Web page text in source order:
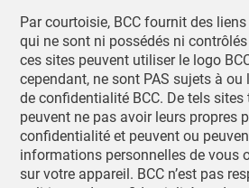
Par courtoisie, BCC fournit des
qui ne sont ni possédés ni
ces sites peuvent utiliser le logo
cependant, ne sont PAS sujets à
de confidentialité BCC. De tels sites
peuvent ne pas avoir leurs propres
confidentialité et peuvent ou
informations personnelles de vous
sur votre appareil. BCC n’est pas